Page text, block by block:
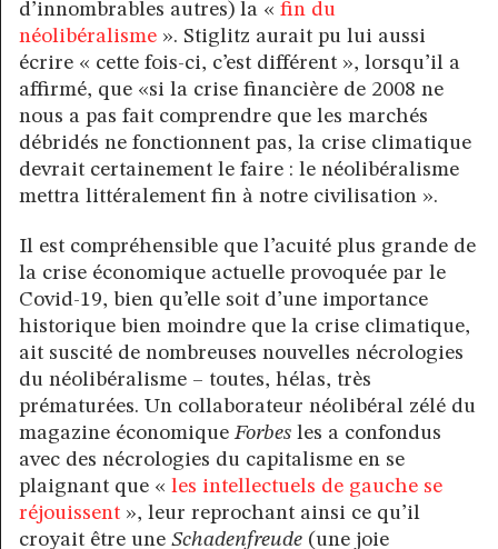
d’innombrables autres) la « fin du
néolibéralisme ». Stiglitz aurait pu lui aussi
écrire « cette fois-ci, c’est différent », lorsqu’il a
affirmé, que «si la crise financière de 2008 ne
nous a pas fait comprendre que les marchés
débridés ne fonctionnent pas, la crise climatique
devrait certainement le faire : le néolibéralisme
mettra littéralement fin à notre civilisation ».
Il est compréhensible que l’acuité plus grande de
la crise économique actuelle provoquée par le
Covid-19, bien qu’elle soit d’une importance
historique bien moindre que la crise climatique,
ait suscité de nombreuses nouvelles nécrologies
du néolibéralisme – toutes, hélas, très
prématurées. Un collaborateur néolibéral zélé du
magazine économiqueForbes les a confondus
avec des nécrologies du capitalisme en se
plaignant que « les intellectuels de gauche se
réjouissent», leur reprochant ainsi ce qu’il
croyait être une Schadenfreude (une joie